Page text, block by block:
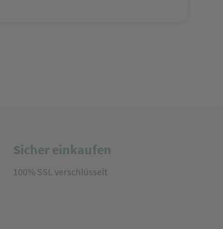
Sicher einkaufen
100% SSL verschlüsselt